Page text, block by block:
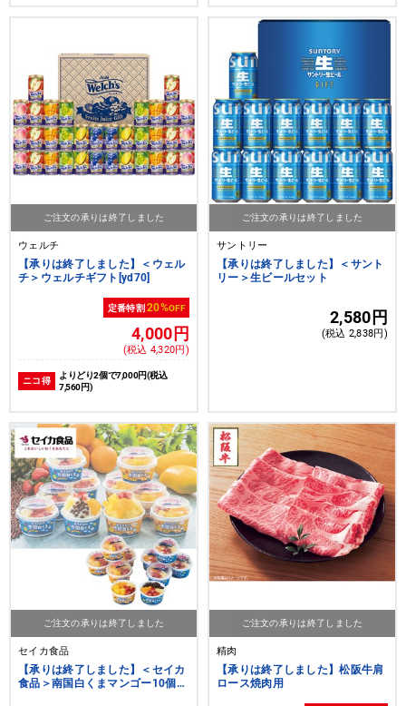
ご注文の承りは終了しました
ウェルチ
【承りは終了しました】＜ウェル
チ＞ウェルチギフト[yd70]
定番特割20%OFF
4,000円
(税込 4,320円)
ニコ得
よりどり2個で7,000円(税込
7,560円)
ご注文の承りは終了しました
サントリー
【承りは終了しました】＜サント
リー＞生ビールセット
2,580円
(税込 2,838円)
ご注文の承りは終了しました
セイカ食品
【承りは終了しました】＜セイカ
食品＞南国白くまマンゴー10個詰
ご注文の承りは終了しました
精肉
【承りは終了しました】松阪牛肩
ロース焼肉用